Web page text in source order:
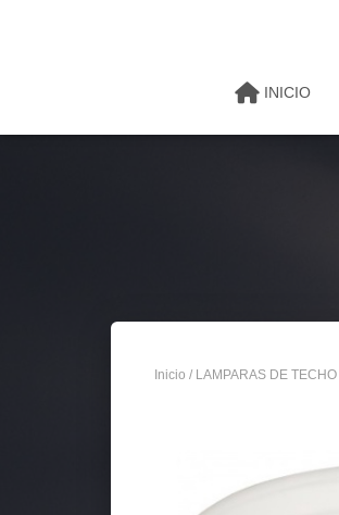
INICIO
Inicio / LAMPARAS DE TECHO